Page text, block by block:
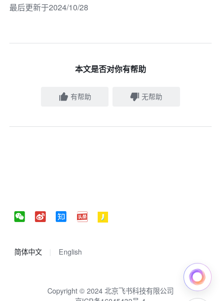
最后更新于2024/10/28
本文是否对你有帮助
有帮助 无帮助
简体中文 English
Copyright © 2024 北京飞书科技有限公司